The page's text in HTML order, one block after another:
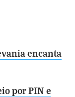
encanta
por PIN e